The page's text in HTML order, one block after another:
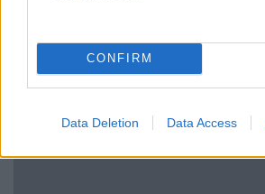
CONFIRM
Data Deletion Data Access